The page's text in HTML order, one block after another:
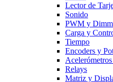
Lector de
Sonido
PWM y
Carga y
Tiempo
Encoders y
Relays
Matriz y